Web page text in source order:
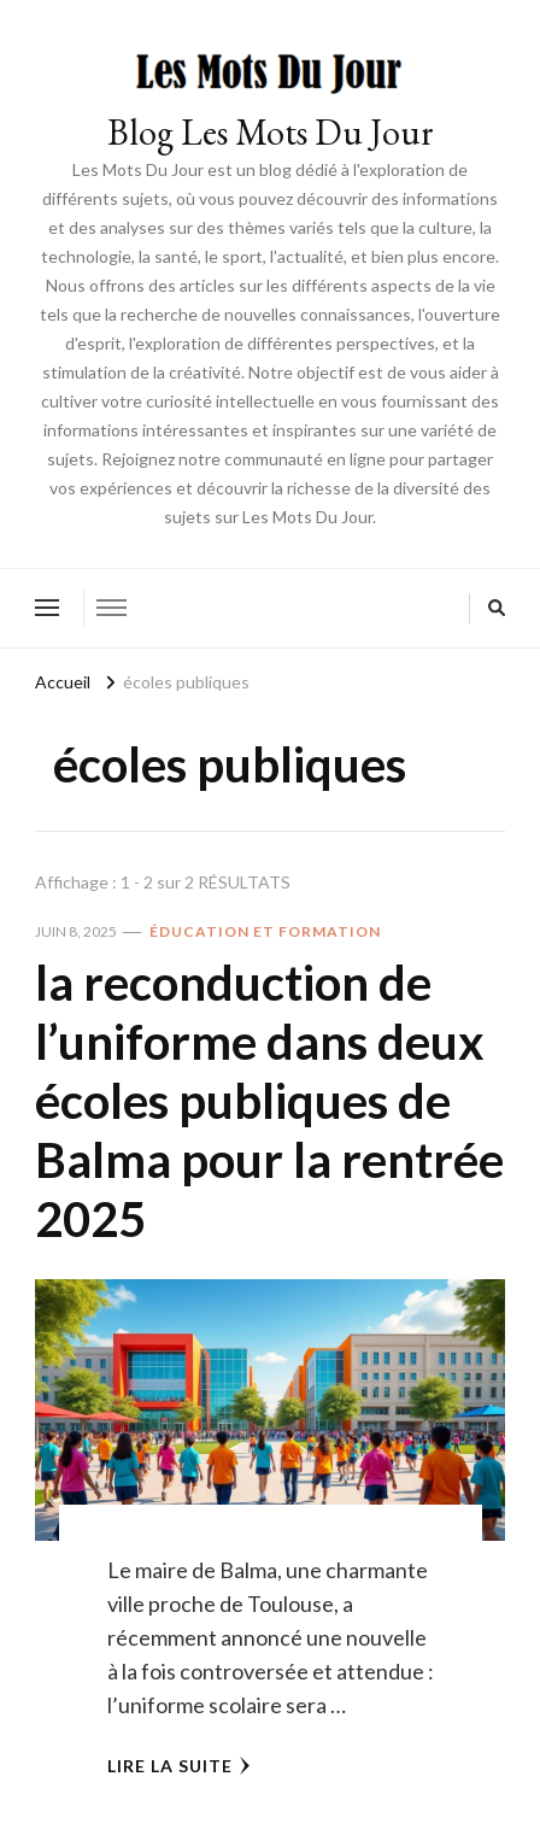
Blog Les Mots Du Jour
Les Mots Du Jour est un blog dédié à l'exploration de
différents sujets, où vous pouvez découvrir des informations
et des analyses sur des thèmes variés tels que la culture, la
technologie, la santé, le sport, l'actualité, et bien plus encore.
Nous offrons des articles sur les différents aspects de la vie
tels que la recherche de nouvelles connaissances, l'ouverture
d'esprit, l'exploration de différentes perspectives, et la
stimulation de la créativité. Notre objectif est de vous aider à
cultiver votre curiosité intellectuelle en vous fournissant des
informations intéressantes et inspirantes sur une variété de
sujets. Rejoignez notre communauté en ligne pour partager
vos expériences et découvrir la richesse de la diversité des
sujets sur Les Mots Du Jour.
Accueil écoles publiques
écoles publiques
Affichage : 1 - 2 sur 2 RÉSULTATS
JUIN 8, 2025 ÉDUCATION ET FORMATION
la reconduction de
l’uniforme dans deux
écoles publiques de
Balma pour la rentrée
2025
Le maire de Balma, une charmante
ville proche de Toulouse, a
récemment annoncé une nouvelle
à la fois controversée et attendue :
l’uniforme scolaire sera …
LIRE LA SUITE